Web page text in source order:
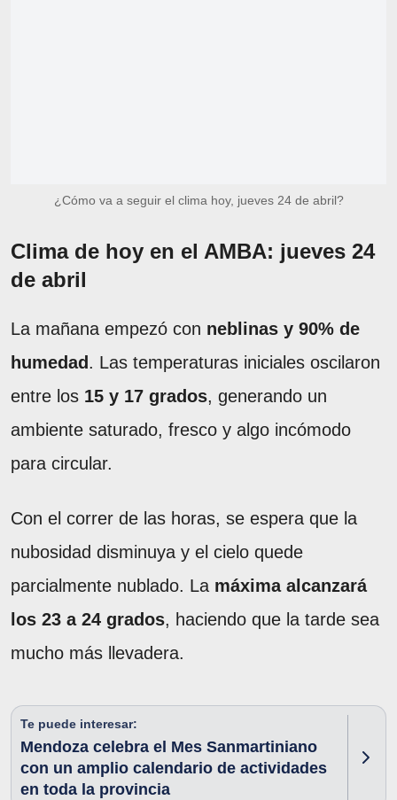
¿Cómo va a seguir el clima hoy, jueves 24 de abril?
Clima de hoy en el AMBA: jueves 24
de abril
La mañana empezó con neblinas y 90% de
humedad . Las temperaturas iniciales oscilaron
entre los 15 y 17 grados, generando un
ambiente saturado, fresco y algo incómodo
para circular.
Con el correr de las horas, se espera que la
nubosidad disminuya y el cielo quede
parcialmente nublado. La máxima alcanzará
los 23 a 24 grados, haciendo que la tarde sea
mucho más llevadera.
Te puede interesar:
Mendoza celebra el Mes Sanmartiniano
con un amplio calendario de actividades
en toda la provincia